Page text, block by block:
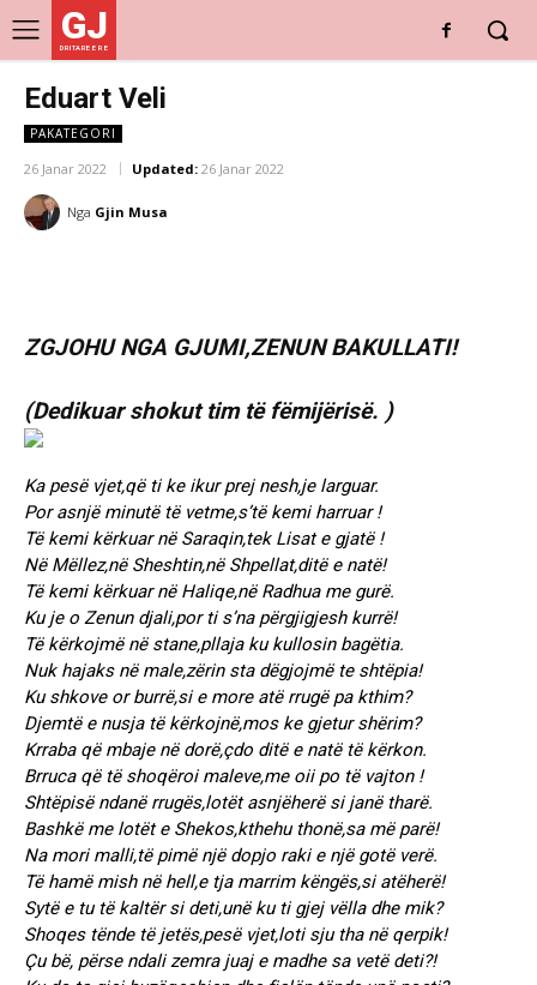
GJ
DRITARE E RE
Eduart Veli
PAKATEGORI
26 Janar 2022 Updated: 26 Janar 2022
Nga Gjin Musa
ZGJOHU NGA GJUMI,ZENUN BAKULLATI!
(Dedikuar shokut tim të fëmijërisë. )
Ka pesë vjet,që ti ke ikur prej nesh,je larguar.
Por asnjë minutë të vetme,s’të kemi harruar !
Të kemi kërkuar në Saraqin,tek Lisat e gjatë !
Në Mëllez,në Sheshtin,në Shpellat,ditë e natë!
Të kemi kërkuar në Haliqe,në Radhua me gurë.
Ku je o Zenun djali,por ti s’na përgjigjesh kurrë!
Të kërkojmë në stane,pllaja ku kullosin bagëtia.
Nuk hajaks në male,zërin sta dëgjojmë te shtëpia!
Ku shkove or burrë,si e more atë rrugë pa kthim?
Djemtë e nusja të kërkojnë,mos ke gjetur shërim?
Krraba që mbaje në dorë,çdo ditë e natë të kërkon.
Brruca që të shoqëroi maleve,me oii po të vajton !
Shtëpisë ndanë rrugës,lotët asnjëherë si janë tharë.
Bashkë me lotët e Shekos,kthehu thonë,sa më parë!
Na mori malli,të pimë një dopjo raki e një gotë verë.
Të hamë mish në hell,e tja marrim këngës,si atëherë!
Sytë e tu të kaltër si deti,unë ku ti gjej vëlla dhe mik?
Shoqes tënde të jetës,pesë vjet,loti sju tha në qerpik!
Çu bë, përse ndali zemra juaj e madhe sa vetë deti?!